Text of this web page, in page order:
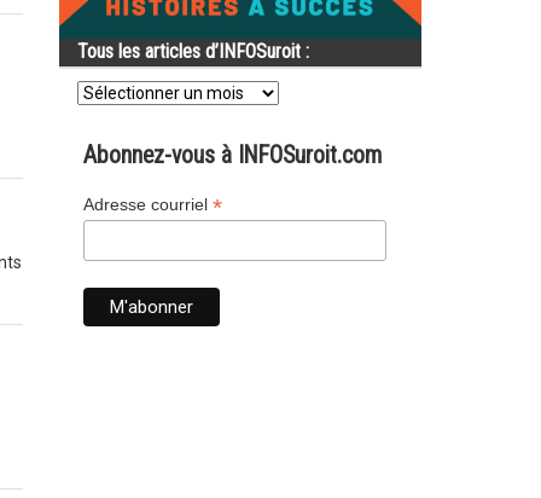
Tous les articles d’INFOSuroit :
Tous
les
d’INFOSuroit
Abonnez-vous à INFOSuroit.com
Adresse courriel *